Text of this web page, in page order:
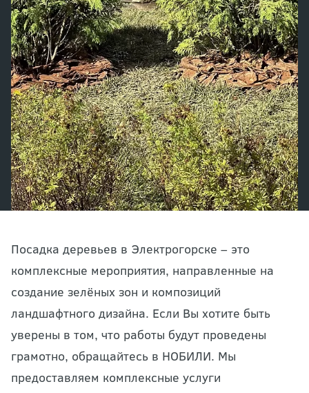
Посадка деревьев в Электрогорске – это
комплексные мероприятия, направленные на
создание зелёных зон и композиций
ландшафтного дизайна. Если Вы хотите быть
уверены в том, что работы будут проведены
грамотно, обращайтесь в НОБИЛИ. Мы
предоставляем комплексные услуги